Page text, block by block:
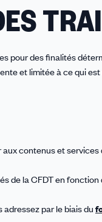
pour des finalités
et limitée à ce qui
contenus et
de la CFDT en
par le biais du